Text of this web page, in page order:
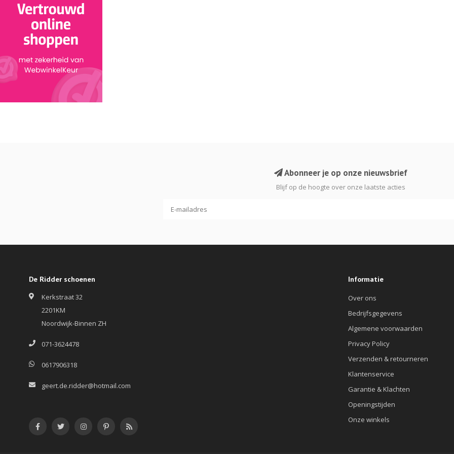
Abonneer je op onze nieuwsbrief
Blijf op de hoogte over onze laatste acties
De Ridder schoenen
Kerkstraat 32
2201KM
Noordwijk-Binnen ZH
071-3624478
0617906318
geert.de.ridder@hotmail.com
Informatie
Over ons
Bedrijfsgegevens
Algemene voorwaarden
Privacy Policy
Verzenden & retourneren
Klantenservice
Garantie & Klachten
Openingstijden
Onze winkels